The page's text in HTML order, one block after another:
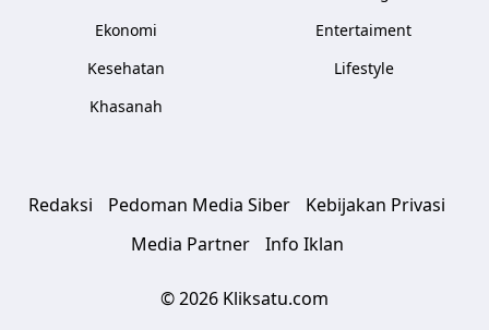
Ekonomi
Kesehatan
Khasanah
Entertaiment
Lifestyle
Redaksi Pedoman Media Siber
Kebijakan Privasi
Media Partner
Info Iklan
© 2026 Kliksatu.com